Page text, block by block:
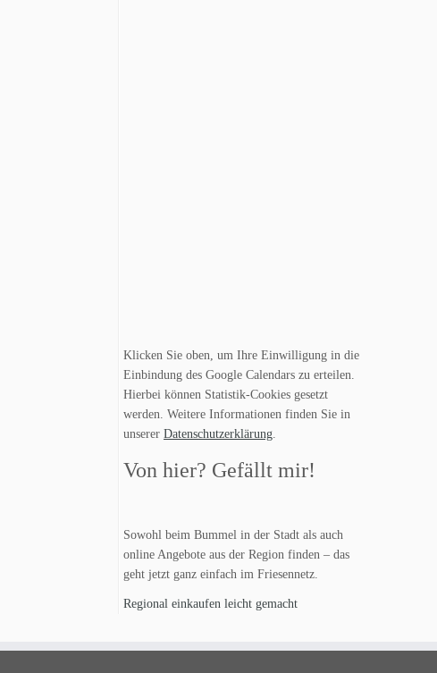
Klicken Sie oben, um Ihre Einwilligung in die
Einbindung des Google Calendars zu erteilen.
Hierbei können Statistik-Cookies gesetzt
werden. Weitere Informationen finden Sie in
unserer Datenschutzerklärung.
Von hier? Gefällt mir!
Sowohl beim Bummel in der Stadt als auch
online Angebote aus der Region finden – das
geht jetzt ganz einfach im Friesennetz.
Regional einkaufen leicht gemacht